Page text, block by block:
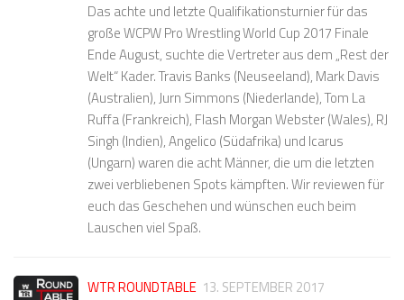
Das achte und letzte Qualifikationsturnier für das
große WCPW Pro Wrestling World Cup 2017 Finale
Ende August, suchte die Vertreter aus dem „Rest der
Welt“ Kader. Travis Banks (Neuseeland), Mark Davis
(Australien), Jurn Simmons (Niederlande), Tom La
Ruffa (Frankreich), Flash Morgan Webster (Wales), RJ
Singh (Indien), Angelico (Südafrika) und Icarus
(Ungarn) waren die acht Männer, die um die letzten
zwei verbliebenen Spots kämpften. Wir reviewen für
euch das Geschehen und wünschen euch beim
Lauschen viel Spaß.
WTR ROUNDTABLE 13. SEPTEMBER 2017